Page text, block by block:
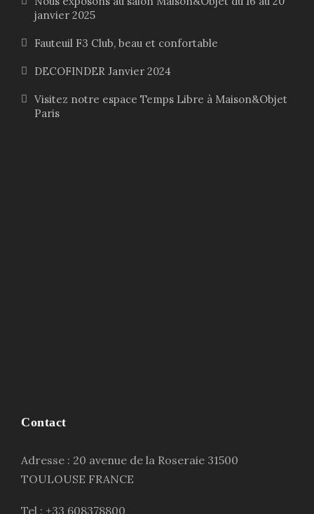
janvier 2025
Fauteuil F3 Club, beau et confortable
DECOFINDER Janvier 2024
Visitez notre espace Temps Libre à Maison&Objet
Paris
Contact
Adresse : 20 avenue de la Roseraie 31500
TOULOUSE FRANCE
Tel : +33 608378800